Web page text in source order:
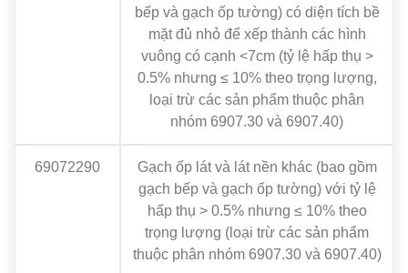
bếp và gạch ốp tường) có diện tích bề
mặt đủ nhỏ để xếp thành các hình
vuông có cạnh <7cm (tỷ lệ hấp thụ >
0.5% nhưng ≤ 10% theo trọng lượng,
loại trừ các sản phẩm thuộc phân
nhóm 6907.30 và 6907.40)
69072290
Gạch ốp lát và lát nền khác (bao gồm
gạch bếp và gạch ốp tường) với tỷ lệ
hấp thụ > 0.5% nhưng ≤ 10% theo
trọng lượng (loại trừ các sản phẩm
thuộc phân nhóm 6907.30 và 6907.40)